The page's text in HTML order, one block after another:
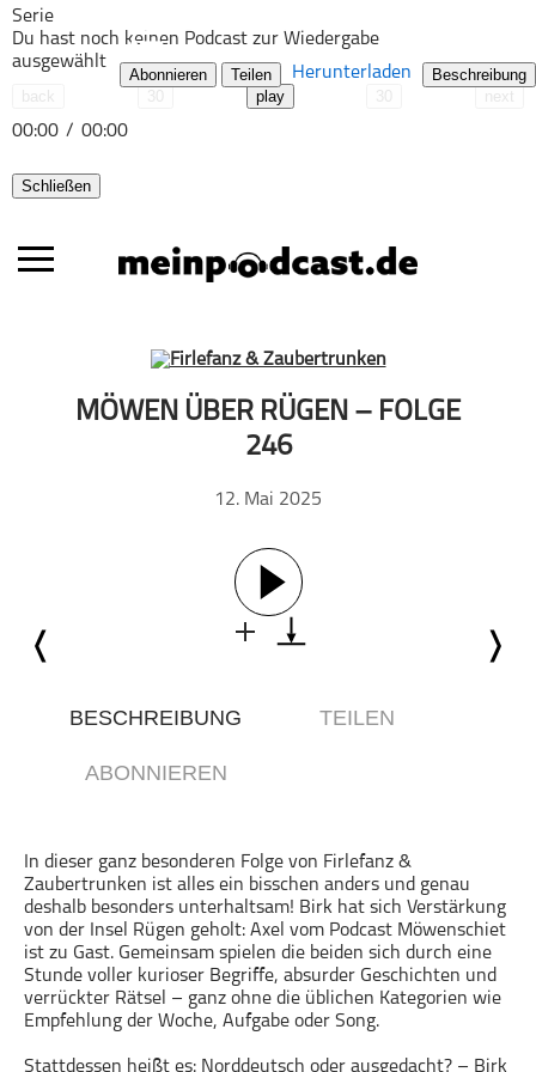
Serie
Du hast noch keinen Podcast zur Wiedergabe
ausgewählt
back 30 play 30 next
00:00 / 00:00
Abonnieren Teilen Herunterladen Beschreibung
Schließen
Alle Podcasts
Fiktion
Geschichte
Gesellschaft & Kultur
Haustiere
Heim & Garten
Hobbys & Interessen
Immobilien
Karriere
Kinder & Familie
Kunst & Unterhaltung
MÖWEN ÜBER RÜGEN – FOLGE
246
12. Mai 2025
BESCHREIBUNG TEILEN
ABONNIEREN
In dieser ganz besonderen Folge von Firlefanz &
Zaubertrunken ist alles ein bisschen anders und genau
deshalb besonders unterhaltsam! Birk hat sich Verstärkung
von der Insel Rügen geholt: Axel vom Podcast Möwenschiet
ist zu Gast. Gemeinsam spielen die beiden sich durch eine
Stunde voller kurioser Begriffe, absurder Geschichten und
verrückter Rätsel – ganz ohne die üblichen Kategorien wie
Empfehlung der Woche, Aufgabe oder Song.
Stattdessen heißt es: Norddeutsch oder ausgedacht? – Birk